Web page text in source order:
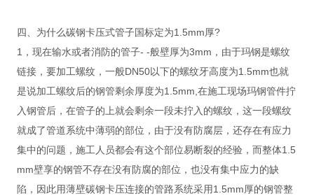
四、为什么碳钢卡压式管子国标定为1.5mm厚?
1，现在输水或者消防的管子- -般壁厚为3mm，由于玛钢是螺纹
链接，要加工螺纹，一般DN50以下的螺纹牙高度为1.5mm也就
是说加工螺纹后的钢管剩余厚度为1.5mm,在施工现场玛钢管件拧
入钢管后，在管子的上就会剩余一段未拧入的螺纹，这一段螺纹
就成了管道系统中薄弱的部位，由于没有防腐层，还存在有应力
集中的问题，施工人员都会有这个部位易断裂的经验，而整体1.5
mm壁享的钢管不存在没有防腐的部位，也没有集中应力的缺
陷，因此用薄壁碳钢卡压连接的管路系统采用1.5mm厚的钢管整